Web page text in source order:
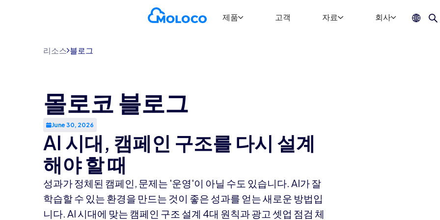
제품 고객 자료 회사
리소스 블로그
몰로코 블로그
June 30, 2026
AI 시대, 캠페인 구조를 다시 설계
해야 할 때
성과가 정체된 캠페인, 문제는 '운영'이 아닐 수도 있습니다. AI가 잘
학습할 수 있는 환경을 만드는 것이 좋은 성과를 얻는 새로운 방법입
니다. AI 시대에 맞는 캠페인 구조 설계 4대 원칙과 광고 셋업 점검 체